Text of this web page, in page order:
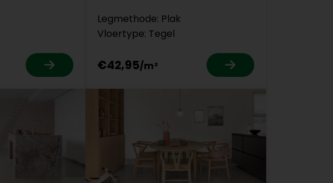
Legmethode: Plak
Vloertype: Tegel
€42,95